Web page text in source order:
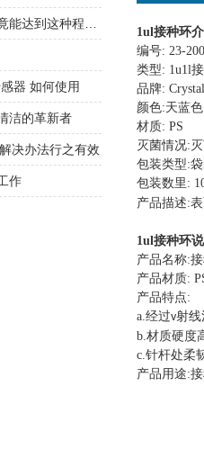
1ul接种环
编号: 23-
类型: 1u1l
品牌:
颜色:天蓝色
材质: PS
灭菌情况:
包装类型:
包装数里 :
产品描述:
1ul接种环
产品名称:
产品材质:
产品特点:
a.经过v射线
b.材质硬度
c.针杆处柔
产品用途:
器 如何使用
洁的革新者
决办法行之有效
作